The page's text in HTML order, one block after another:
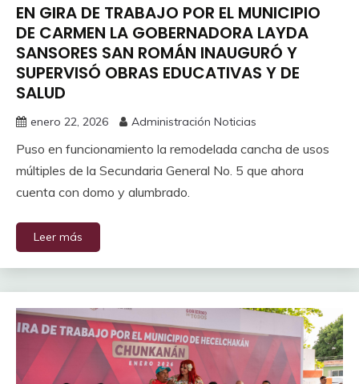
EN GIRA DE TRABAJO POR EL MUNICIPIO
DE CARMEN LA GOBERNADORA LAYDA
SANSORES SAN ROMÁN INAUGURÓ Y
SUPERVISÓ OBRAS EDUCATIVAS Y DE
SALUD
enero 22, 2026 Administración Noticias
Puso en funcionamiento la remodelada cancha de usos
múltiples de la Secundaria General No. 5 que ahora
cuenta con domo y alumbrado.
Leer más